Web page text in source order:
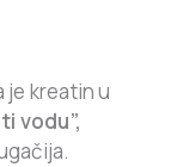
je kreatin u
vodu”,